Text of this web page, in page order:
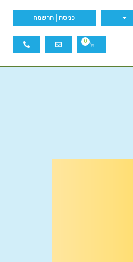
כניסה | הרשמה
0